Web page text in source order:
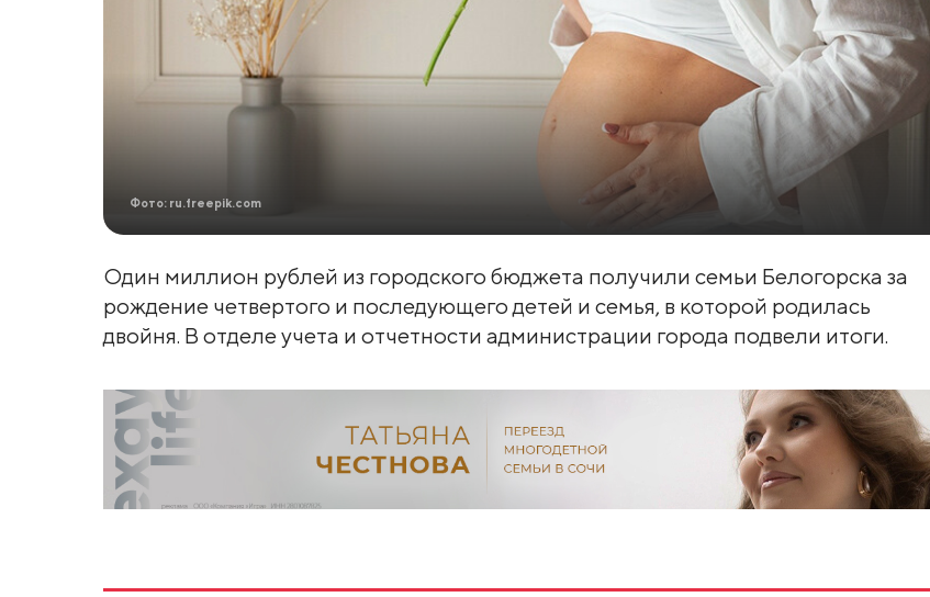
Фото: ru.freepik.com
Один миллион рублей из городского бюджета получили семьи Белогорска за
рождение четвертого и последующего детей и семья, в которой родилась
двойня. В отделе учета и отчетности администрации города подвели итоги.